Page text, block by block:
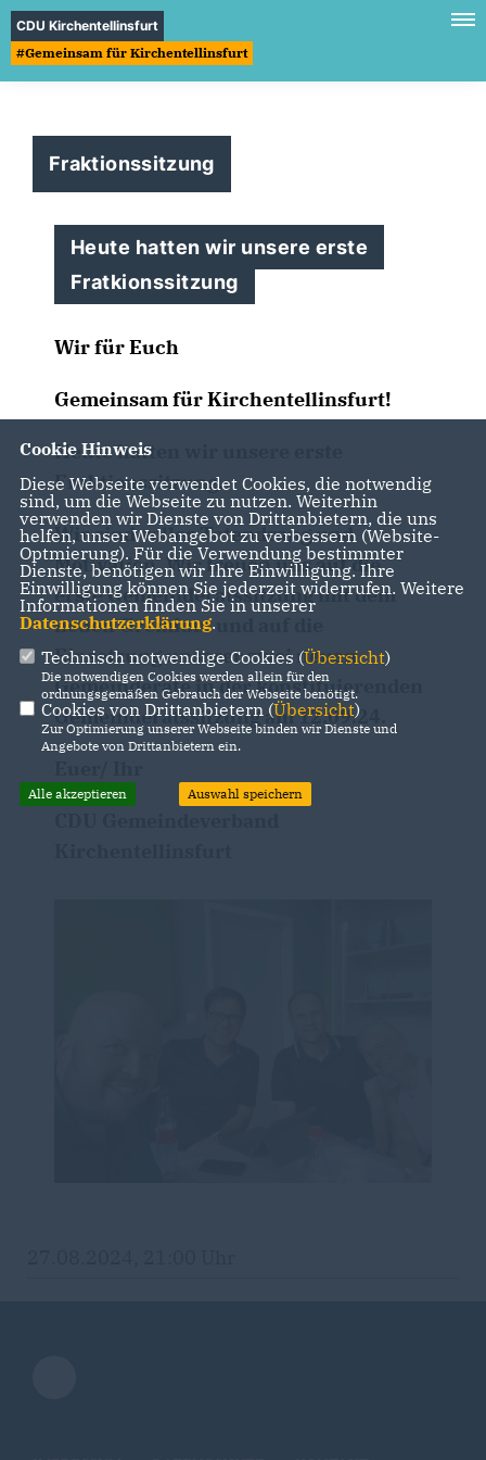
CDU Kirchentellinsfurt
#Gemeinsam für Kirchentellinsfurt
Fraktionssitzung
Heute hatten wir unsere erste
Fratkionssitzung
Wir für Euch
Gemeinsam für Kirchentellinsfurt!
Heute hatten wir unsere erste
Fraktionssitzung.
Wir sind voller Tatendrang und
Motivation. Wir freuen uns auf die
erste Gemeinderatssitzung mit dem
neuen Gremium und auf die
Einsetzung unserer zwei neuen
Gemeinderäte in der konstituierenden
Gemeinderatssitzung am 12.09.24.
Cookie Hinweis
Diese Webseite verwendet Cookies, die notwendig
sind, um die Webseite zu nutzen. Weiterhin
verwenden wir Dienste von Drittanbietern, die uns
helfen, unser Webangebot zu verbessern (Website-
Optmierung). Für die Verwendung bestimmter
Dienste, benötigen wir Ihre Einwilligung. Ihre
Einwilligung können Sie jederzeit widerrufen. Weitere
Informationen finden Sie in unserer
Datenschutzerklärung.
Technisch notwendige Cookies (Übersicht)
Die notwendigen Cookies werden allein für den
ordnungsgemäßen Gebrauch der Webseite benötigt.
Cookies von Drittanbietern (Übersicht)
Zur Optimierung unserer Webseite binden wir Dienste und
Angebote von Drittanbietern ein.
Alle akzeptieren Auswahl speichern